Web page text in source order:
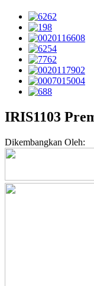
IRIS1103
Dikembangkan Oleh: